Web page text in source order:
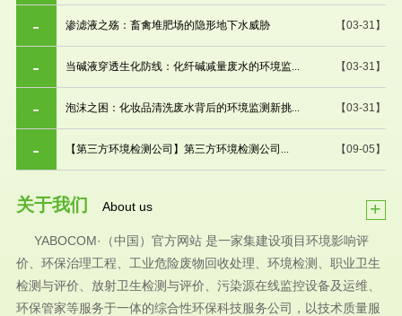
【03-31】
渗滤液之殇：畜禽堆肥场的隐形地下水威胁
【03-31】
当碱液穿透生化防线：化纤碱减量废水的环境监...
【03-31】
泡沫之困：化妆品清洗废水背后的环境监测新挑...
【09-05】
【第三方环境检测公司】第三方环境检测公司...
关于我们 About us +
YABOCOM·（中国）官方网站 是一家集建设项目环境影响评
价、环保治理工程、工业危险废物回收处理、环境检测、职业卫生
检测与评价、放射卫生检测与评价、污染源在线监控设备及运维、
环保管家等服务于一体的综合性环保科技服务公司，以技术质量服